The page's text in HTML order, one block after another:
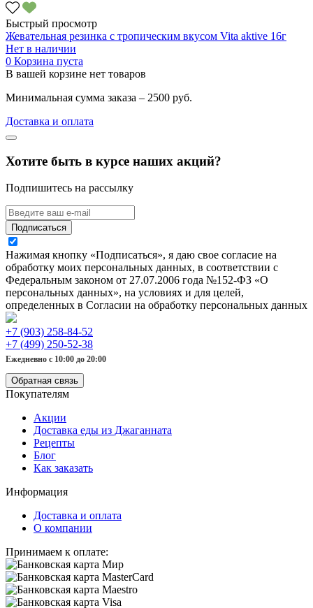
Быстрый просмотр
Жевательная резинка с тропическим вкусом Vita aktive 16г
Нет в наличии
0 Корзина пуста
В вашей корзине нет товаров
Минимальная сумма заказа – 2500 руб.
Доставка и оплата
Хотите быть в курсе наших акций?
Подпишитесь на рассылку
Подписаться
Нажимая кнопку «Подписаться», я даю свое согласие на
обработку моих персональных данных, в соответствии с
Федеральным законом от 27.07.2006 года №152-ФЗ «О
персональных данных», на условиях и для целей,
определенных в Согласии на обработку персональных данных
+7 (903) 258-84-52
+7 (499) 250-52-38
Ежедневно с 10:00 до 20:00
Обратная связь
Покупателям
Акции
Доставка еды из Джаганната
Рецепты
Блог
Как заказать
Информация
Доставка и оплата
О компании
Принимаем к оплате: